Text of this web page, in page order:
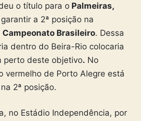
o título para oPalmeiras,
a 2ª posição na
Campeonato Brasileiro. Dessa
dentro do Beira-Rio colocaria
perto deste objetivo. No
vermelho de Porto Alegre está
2ª posição.
no Estádio Independência, por